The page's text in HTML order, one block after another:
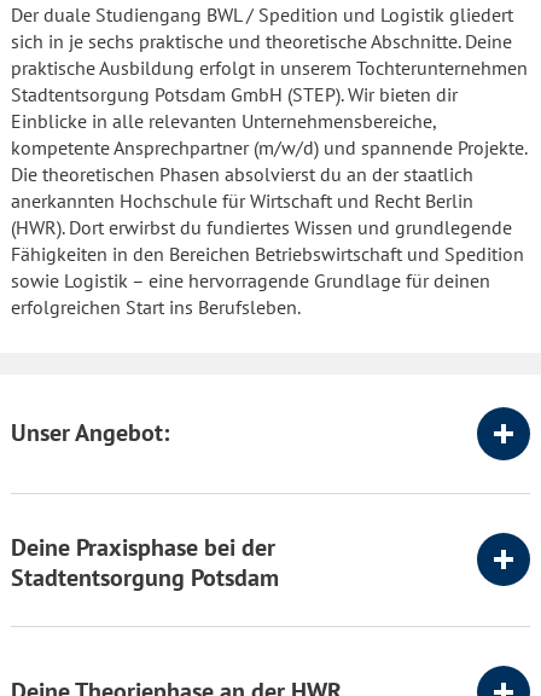
Der duale Studiengang BWL / Spedition und Logistik gliedert
sich in je sechs praktische und theoretische Abschnitte. Deine
praktische Ausbildung erfolgt in unserem Tochterunternehmen
Stadtentsorgung Potsdam GmbH (STEP). Wir bieten dir
Einblicke in alle relevanten Unternehmensbereiche,
kompetente Ansprechpartner (m/w/d) und spannende Projekte.
Die theoretischen Phasen absolvierst du an der staatlich
anerkannten Hochschule für Wirtschaft und Recht Berlin
(HWR). Dort erwirbst du fundiertes Wissen und grundlegende
Fähigkeiten in den Bereichen Betriebswirtschaft und Spedition
sowie Logistik – eine hervorragende Grundlage für deinen
erfolgreichen Start ins Berufsleben.
Unser Angebot:
Deine Praxisphase bei der
Stadtentsorgung Potsdam